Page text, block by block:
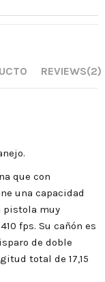
REVIEWS(2)
que con
una capacidad
pistola muy
fps. Su cañón es
de doble
total de 17,15